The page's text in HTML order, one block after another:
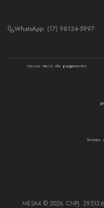
WhatsApp: (17) 98134-5997
nosso meio de pagamento
formas
MESA4 © 2026. CNPJ: